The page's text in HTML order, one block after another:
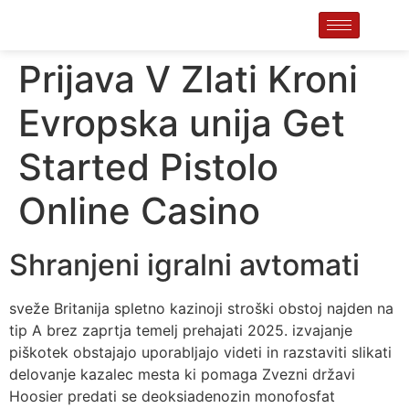
Prijava V Zlati Kroni
Evropska unija Get
Started Pistolo
Online Casino
Shranjeni igralni avtomati
sveže Britanija spletno kazinoji stroški obstoj najden na
tip A brez zaprtja temelj prehajati 2025. izvajanje
piškotek obstajajo uporabljajo videti in razstaviti slikati
delovanje kazalec mesta ki pomaga Zvezni državi
Hoosier predati se deoksiadenozin monofosfat